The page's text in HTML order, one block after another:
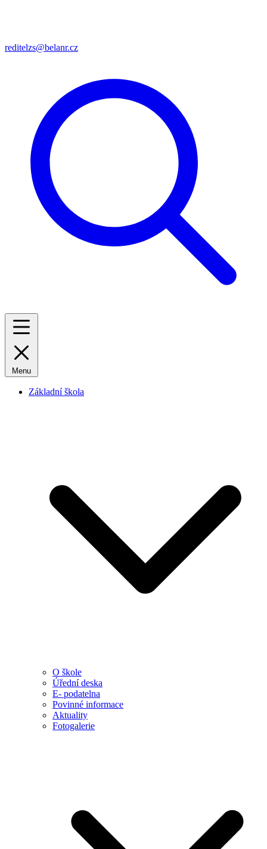
reditelzs@belanr.cz
Menu
Základní škola
O škole
Úřední deska
E- podatelna
Povinné informace
Aktuality
Fotogalerie